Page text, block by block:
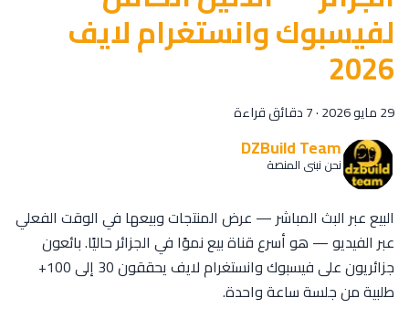
لفيسبوك وانستغرام لايف
2026
29 مايو 2026 ·7 دقائق قراءة
DZBuild Team
نحن نبني المنصة
البيع عبر البث المباشر — عرض المنتجات وبيعها في الوقت الفعلي
عبر الفيديو — هو أسرع قناة بيع نموًا في الجزائر حاليًا. بائعون
جزائريون على فيسبوك وانستغرام لايف يحققون 30 إلى 100+
طلبية من جلسة ساعة واحدة.